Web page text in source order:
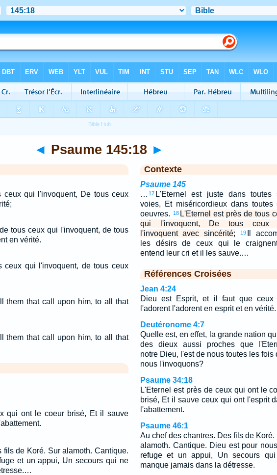
◄ Psaume 145:18 ►
ceux qui l'invoquent, De tous ceux
tous ceux qui l'invoquent, de tous
en vérité.
ceux qui l'invoquent, de tous ceux
them that call upon him, to all that
them that call upon him, to all that
qui ont le coeur brisé, Et il sauve
fils de Koré. Sur alamoth. Cantique.
et un appui, Un secours qui ne
Contexte
Psaume 145
… 17 L'Eternel est juste dans toutes
voies, Et miséricordieux dans toutes
oeuvres.
18 L'Eternel est près de tous
qui l'invoquent, De tous ceux
l'invoquent avec sincérité;
19
Il
les désirs de ceux qui le
entend leur cri et il les sauve.…
Références Croisées
Jean 4:24
Dieu est Esprit, et il faut que ceux
l'adorent l'adorent en esprit et en vérité.
Deutéronome 4:7
Quelle est, en effet, la grande nation
des dieux aussi proches que
notre Dieu, l'est de nous toutes les fois
nous l'invoquons?
Psaume 34:18
L'Eternel est près de ceux qui ont le
brisé, Et il sauve ceux qui ont l'esprit
l'abattement.
Psaume 46:1
Au chef des chantres. Des fils de Koré.
alamoth. Cantique. Dieu est pour
refuge et un appui, Un secours
manque jamais dans la détresse.